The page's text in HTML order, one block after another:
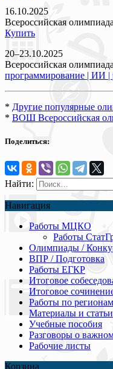
16.10.2025
Всероссийская
Купить
20–23.10.2025
Всероссийская
программирование | ИИ |
* Другие популярные
* ВОШ Всероссийская
Поделиться:
Найти:
Навигация
Работы МЦКО
Работы
Олимпиады /
ВПР / Подготовка
Работы ЕГКР
Итоговое
Итоговое
Работы по регионам
Материалы и статьи
Учебные пособия
Разговоры о
Рабочие листы
Корзина